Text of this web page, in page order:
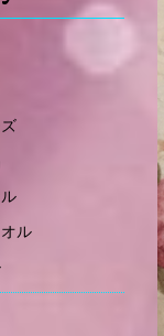
ル